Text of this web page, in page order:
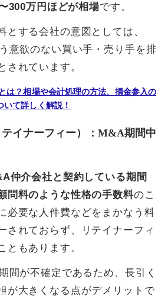
300万円ほどが相場です。
とする会社の意図としては、
意欲のない買い手・売り手を排
されています。
は？相場や会計処理の方法、損金参入の
て詳しく解説！
イナーフィー）：M&A期間中
仲介会社と契約している期間
問料のような性格の手数料のこ
必要な人件費などをまかなう料
されておらず、リテイナーフィ
ともあります。
間が不確定であるため、長引く
が大きくなる点がデメリットで